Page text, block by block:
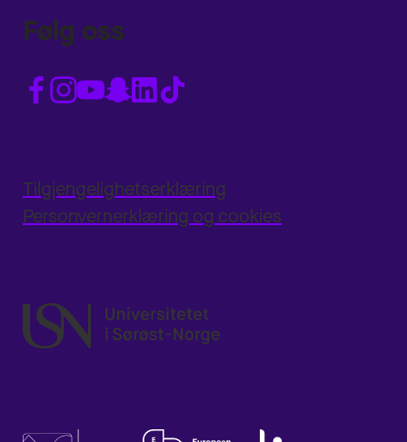
Følg oss
Tilgjengelighetserklæring
Personvernerklæring og cookies